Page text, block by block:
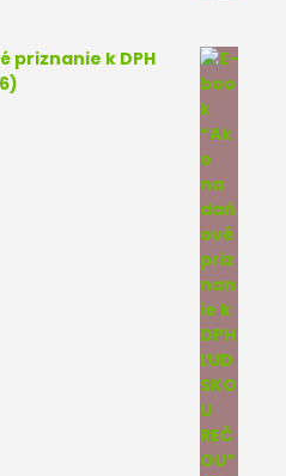
priznanie k DPH